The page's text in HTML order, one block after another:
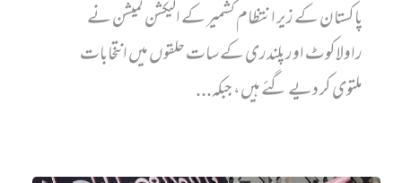
پاکستان کے زیر انتظام کشمیر کے الیکشن کمیشن نے
راولاکوٹ اور پلندری کے سات حلقوں میں انتخابات
ملتوی کر دیے گئے ہیں، جبکہ...